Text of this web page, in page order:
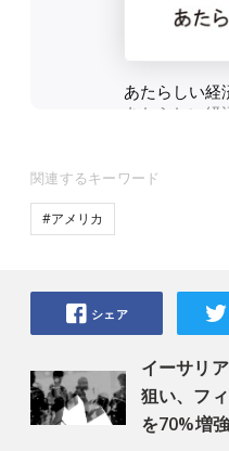
関連するキーワード
#アメリカ
イーサリ
狙い、フ
を70%増
シェア